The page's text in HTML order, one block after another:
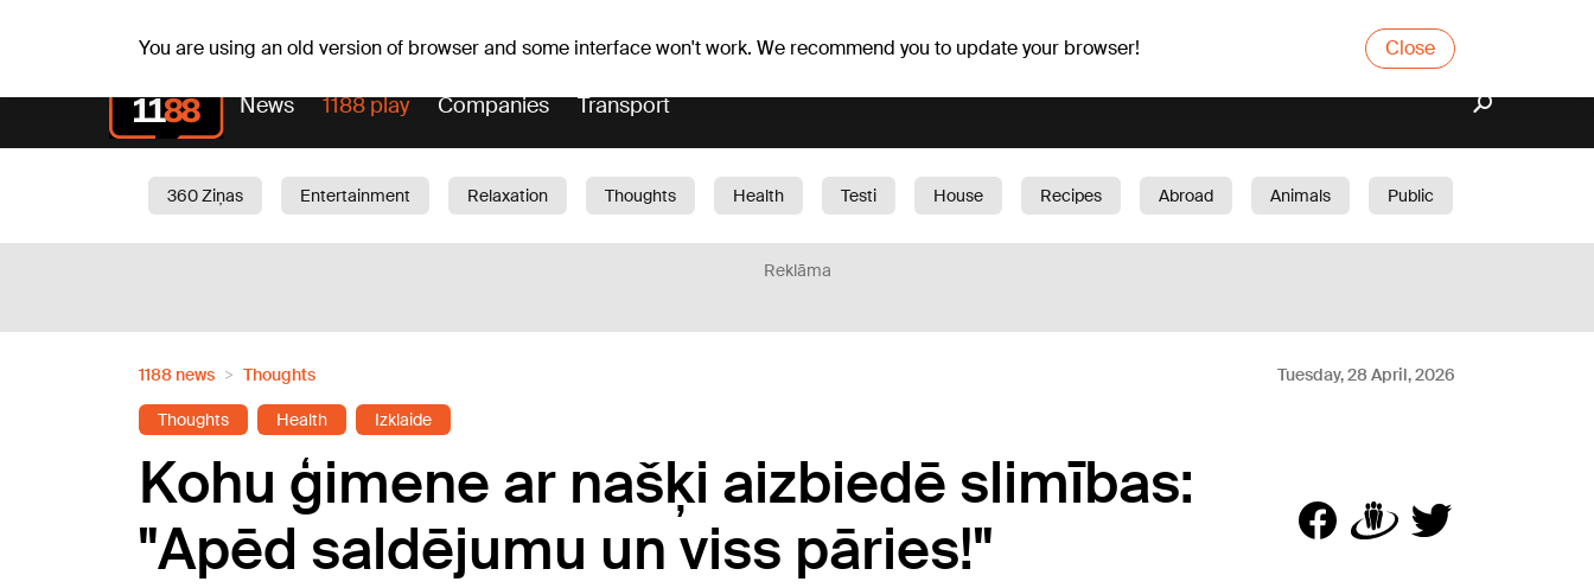
You are using an old version of browser and some interface won't work. We recommend you to update your browser! Close
News 1188 play Companies Transport
360 Ziņas Entertainment Relaxation Thoughts Health Testi House Recipes Abroad Animals
Public
Reklāma
1188 news Thoughts Tuesday, 28 April, 2026
Thoughts Health Izklaide
Kohu ģimene ar našķi aizbiedē slimības:
"Apēd saldējumu un viss pāries!"